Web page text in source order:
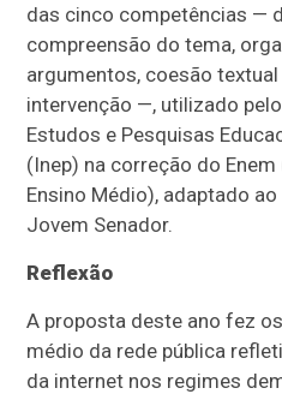
das cinco competências —
compreensão do tema,
argumentos, coesão
intervenção —, utilizado
Estudos e Pesquisas
(Inep) na correção do
Ensino Médio), adaptado
Jovem Senador.
Reflexão
A proposta deste ano fez
médio da rede pública
da internet nos regimes